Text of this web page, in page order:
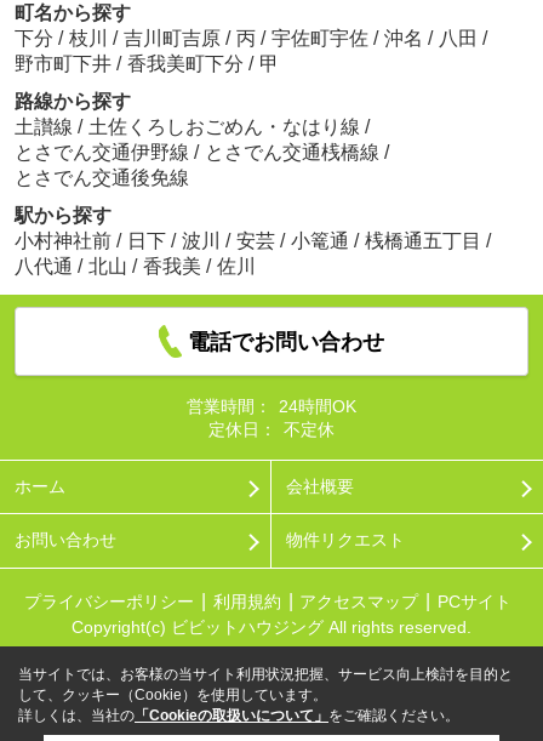
町名から探す
下分 / 枝川 / 吉川町吉原 / 丙 / 宇佐町宇佐 / 沖名 / 八田 /
野市町下井 / 香我美町下分 / 甲
路線から探す
土讃線 / 土佐くろしおごめん・なはり線 /
とさでん交通伊野線 / とさでん交通桟橋線 /
とさでん交通後免線
駅から探す
小村神社前 / 日下 / 波川 / 安芸 / 小篭通 / 桟橋通五丁目 /
八代通 / 北山 / 香我美 / 佐川
電話でお問い合わせ
営業時間：
24時間OK
定休日：
不定休
ホーム 会社概要
お問い合わせ 物件リクエスト
プライバシーポリシー 利用規約 アクセスマップ
PCサイト
Copyright(c) ビビットハウジング All rights reserved.
当サイトでは、お客様の当サイト利用状況把握、サービス向上検討を目的と
して、クッキー（Cookie）を使用しています。
詳しくは、当社の 「Cookieの取扱いについて」 をご確認ください。